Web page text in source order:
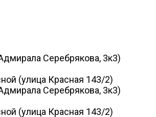
Серебрякова, 3к3)
(улица Красная 143/2)
Серебрякова, 3к3)
(улица Красная 143/2)